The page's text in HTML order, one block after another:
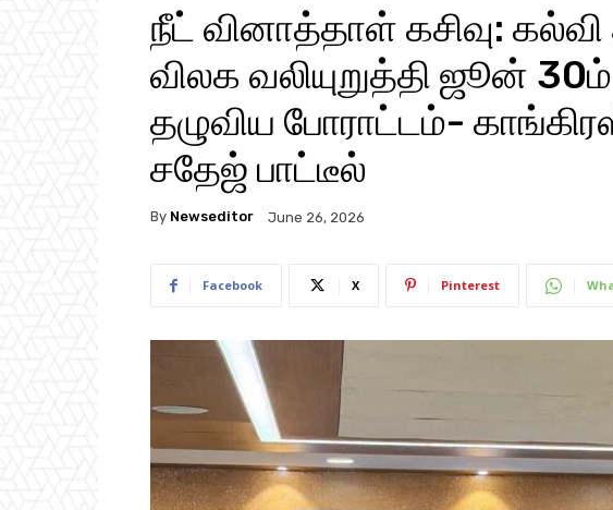
நீட் வினாத்​தாள் கசிவு:
விலக வலி​யுறுத்தி ஜூன் 30ம்
தழு​விய போராட்டம்-
சதேஜ் பாட்​டீல்
By Newseditor June 26, 2026
Facebook X Pinterest